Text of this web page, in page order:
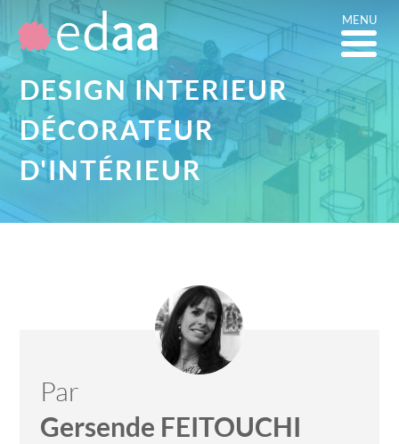
MENU
DESIGN INTERIEUR
DÉCORATEUR
D'INTÉRIEUR
Par
Gersende FEITOUCHI